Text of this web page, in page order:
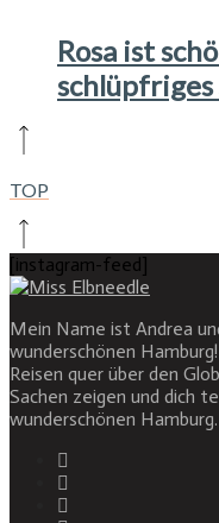
Rosa ist
schlüpfriges
TOP
[instagram-feed]
Mein Name ist Andrea
wunderschönen
Reisen quer über den
Sachen zeigen und dich
wunderschönen Hamburg.